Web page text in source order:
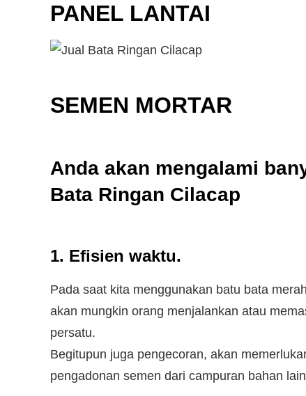
PANEL LANTAI
SEMEN MORTAR
Anda akan mengalami
Bata Ringan Cilacap
1. Efisien waktu.
Pada saat kita menggunakan batu bata
akan mungkin orang menjalankan atau
persatu.
Begitupun juga pengecoran, akan
pengadonan semen dari campuran bahan